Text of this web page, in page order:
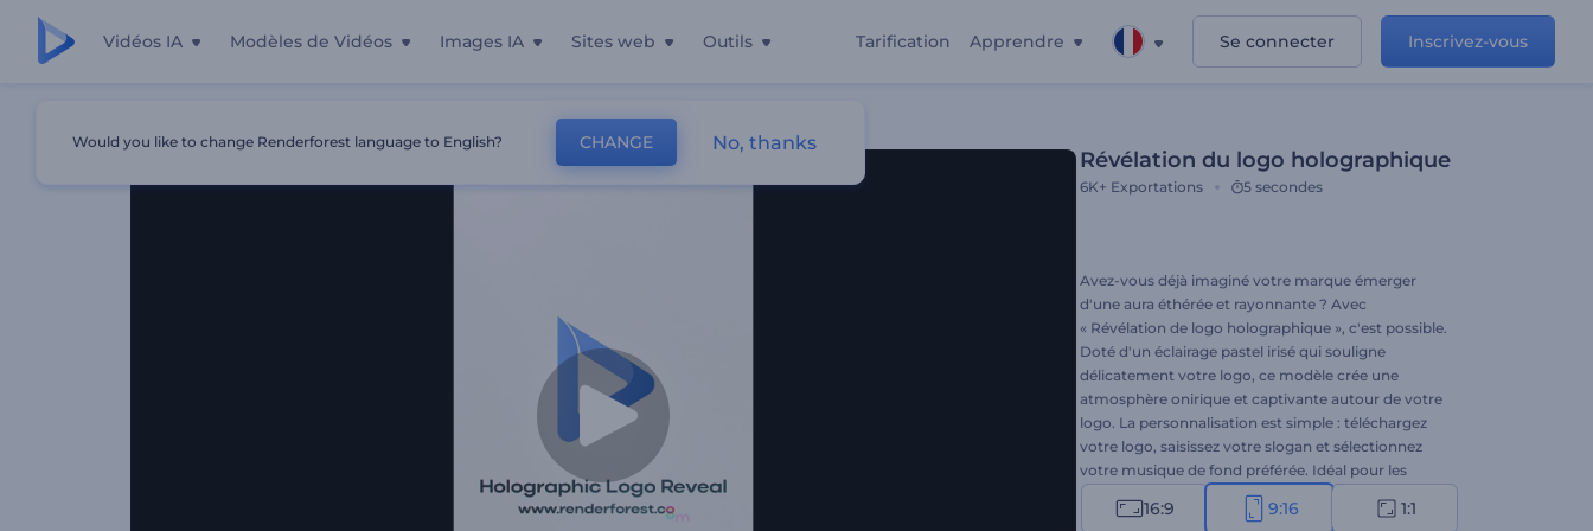
Vidéos IA Modèles de Vidéos Images IA Sites web Outils Tarification Apprendre Se connecter Inscrivez-vous
Révélation du logo holographique
6K+ Exportations 5 secondes
Avez-vous déjà imaginé votre marque émerger
d'une aura éthérée et rayonnante ? Avec
« Révélation de logo holographique », c'est possible.
Doté d'un éclairage pastel irisé qui souligne
délicatement votre logo, ce modèle crée une
atmosphère onirique et captivante autour de votre
logo. La personnalisation est simple : téléchargez
votre logo, saisissez votre slogan et sélectionnez
votre musique de fond préférée. Idéal pour les
marques qui apprécient une esthétique douce,
élégante et minimaliste. Essayez-le dès
16:9 9:16 1:1
Would you like to change Renderforest language to English? CHANGE No, thanks